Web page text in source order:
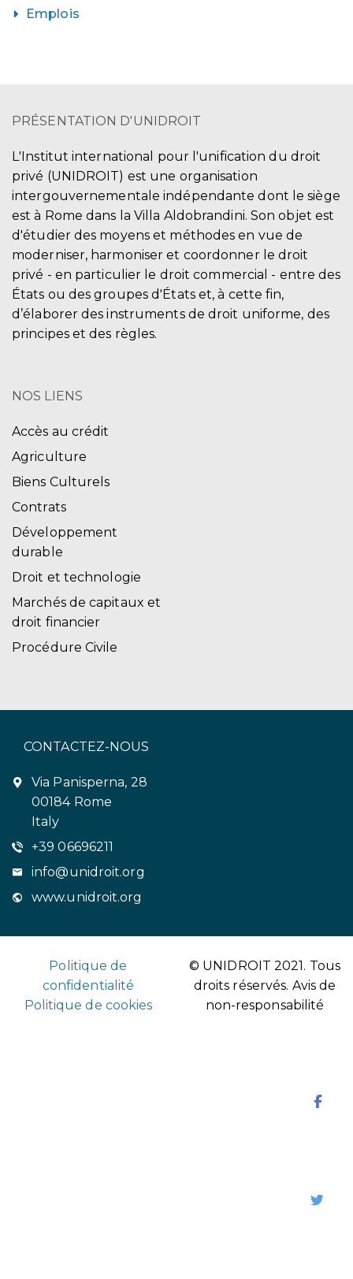
Emplois
PRÉSENTATION D'UNIDROIT
L'Institut international pour l'unification du droit
privé (UNIDROIT) est une organisation
intergouvernementale indépendante dont le siège
est à Rome dans la Villa Aldobrandini. Son objet est
d'étudier des moyens et méthodes en vue de
moderniser, harmoniser et coordonner le droit
privé - en particulier le droit commercial - entre des
États ou des groupes d'États et, à cette fin,
d’élaborer des instruments de droit uniforme, des
principes et des règles.
NOS LIENS
Accès au crédit
Agriculture
Biens Culturels
Contrats
Développement
durable
Droit et technologie
Marchés de capitaux et
droit financier
Procédure Civile
CONTACTEZ-NOUS
Via Panisperna, 28
00184 Rome
Italy
+39 06696211
info@unidroit.org
www.unidroit.org
Politique de
confidentialité
Politique de cookies
© UNIDROIT 2021. Tous
droits réservés. Avis de
non-responsabilité